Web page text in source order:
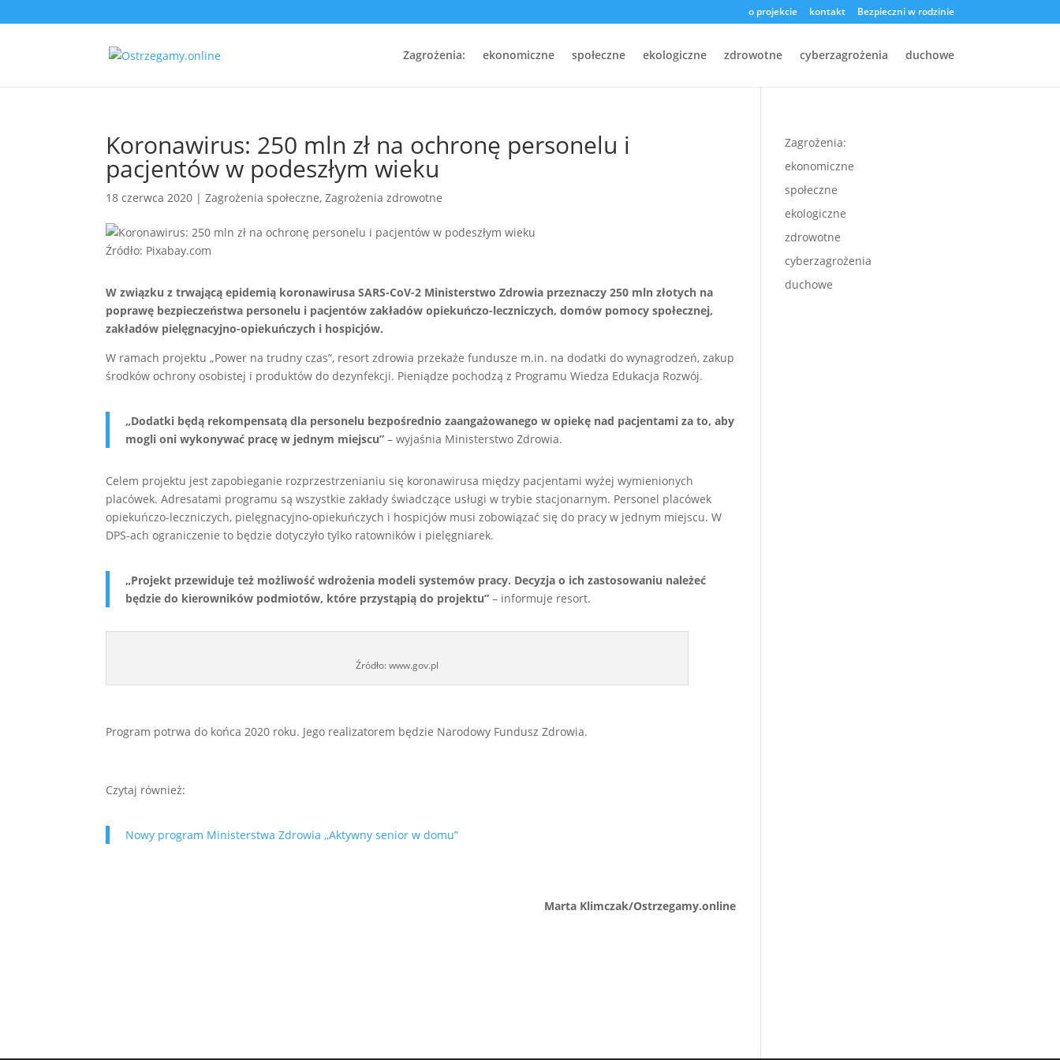
o projekcie kontakt Bezpieczni w rodzinie
Zagrożenia: ekonomiczne społeczne ekologiczne zdrowotne cyberzagrożenia duchowe
Koronawirus: 250 mln zł na ochronę personelu i
pacjentów w podeszłym wieku
18 czerwca 2020 |Zagrożenia społeczne,Zagrożenia zdrowotne
Źródło: Pixabay.com
W związku z trwającą epidemią koronawirusa SARS-CoV-2 Ministerstwo Zdrowia przeznaczy 250 mln złotych na
poprawę bezpieczeństwa personelu i pacjentów zakładów opiekuńczo-leczniczych, domów pomocy społecznej,
zakładów pielęgnacyjno-opiekuńczych i hospicjów.
W ramach projektu „Power na trudny czas”, resort zdrowia przekaże fundusze m.in. na dodatki do wynagrodzeń, zakup
środków ochrony osobistej i produktów do dezynfekcji. Pieniądze pochodzą z Programu Wiedza Edukacja Rozwój.
„Dodatki będą rekompensatą dla personelu bezpośrednio zaangażowanego w opiekę nad pacjentami za to, aby
mogli oni wykonywać pracę w jednym miejscu”– wyjaśnia Ministerstwo Zdrowia.
Celem projektu jest zapobieganie rozprzestrzenianiu się koronawirusa między pacjentami wyżej wymienionych
placówek. Adresatami programu są wszystkie zakłady świadczące usługi w trybie stacjonarnym. Personel placówek
opiekuńczo-leczniczych, pielęgnacyjno-opiekuńczych i hospicjów musi zobowiązać się do pracy w jednym miejscu. W
DPS-ach ograniczenie to będzie dotyczyło tylko ratowników i pielęgniarek.
„Projekt przewiduje też możliwość wdrożenia modeli systemów pracy. Decyzja o ich zastosowaniu należeć
będzie do kierowników podmiotów, które przystąpią do projektu” – informuje resort.
Źródło: www.gov.pl
Program potrwa do końca 2020 roku. Jego realizatorem będzie Narodowy Fundusz Zdrowia.
Czytaj również:
Nowy program Ministerstwa Zdrowia ,,Aktywny senior w domu”
Marta Klimczak/Ostrzegamy.online
Zagrożenia:
ekonomiczne
społeczne
ekologiczne
zdrowotne
cyberzagrożenia
duchowe